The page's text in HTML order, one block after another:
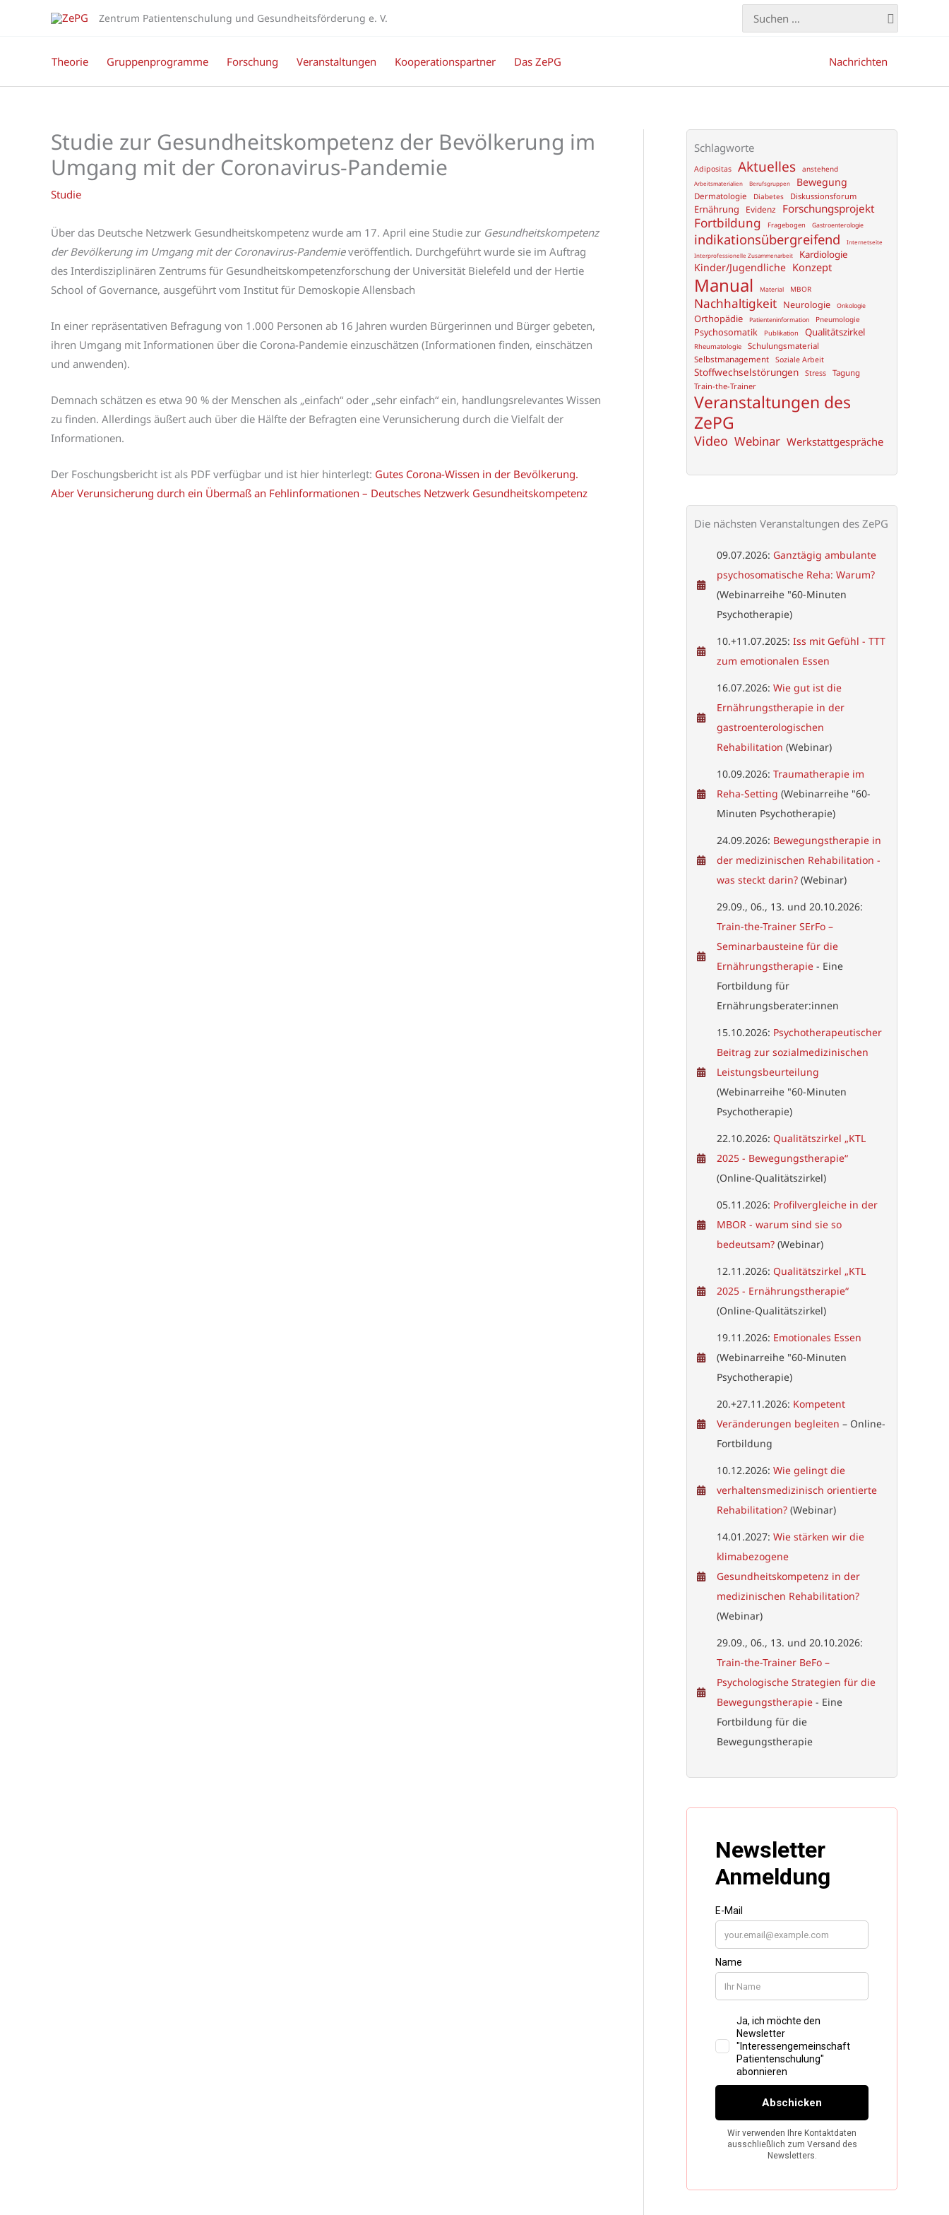
Zentrum Patientenschulung und Gesundheitsförderung e. V.
Search
for:
Theorie Gruppenprogramme Forschung Veranstaltungen Kooperationspartner Das ZePG Nachrichten
Studie zur Gesundheitskompetenz der Bevölkerung im
Umgang mit der Coronavirus-Pandemie
Studie
Über das Deutsche Netzwerk Gesundheitskompetenz wurde am 17. April eine Studie zur Gesundheitskompetenz
der Bevölkerung im Umgang mit der Coronavirus-Pandemieveröffentlich. Durchgeführt wurde sie im Auftrag
des Interdisziplinären Zentrums für Gesundheitskompetenzforschung der Universität Bielefeld und der Hertie
School of Governance, ausgeführt vom Institut für Demoskopie Allensbach
In einer repräsentativen Befragung von 1.000 Personen ab 16 Jahren wurden Bürgerinnen und Bürger gebeten,
ihren Umgang mit Informationen über die Corona-Pandemie einzuschätzen (Informationen finden, einschätzen
und anwenden).
Demnach schätzen es etwa 90 % der Menschen als „einfach“ oder „sehr einfach“ ein, handlungsrelevantes Wissen
zu finden. Allerdings äußert auch über die Hälfte der Befragten eine Verunsicherung durch die Vielfalt der
Informationen.
Der Foschungsbericht ist als PDF verfügbar und ist hier hinterlegt: Gutes Corona-Wissen in der Bevölkerung.
Aber Verunsicherung durch ein Übermaß an Fehlinformationen – Deutsches Netzwerk Gesundheitskompetenz
Schlagworte
Adipositas Aktuelles anstehend
Arbeitsmaterialien Berufsgruppen Bewegung
Dermatologie Diabetes Diskussionsforum
Ernährung Evidenz Forschungsprojekt
Fortbildung Fragebogen Gastroenterologie
indikationsübergreifend
Internetseite
Interprofessionelle Zusammenarbeit
Kardiologie
Kinder/Jugendliche Konzept
Manual Material MBOR
Nachhaltigkeit Neurologie Onkologie
Orthopädie Patienteninformation Pneumologie
Psychosomatik Publikation Qualitätszirkel
Rheumatologie
Schulungsmaterial
Selbstmanagement
Soziale Arbeit
Stoffwechselstörungen Stress
Tagung
Train-the-Trainer
Veranstaltungen des
ZePG
Video Webinar Werkstattgespräche
Die nächsten Veranstaltungen des ZePG
09.07.2026: Ganztägig ambulante
psychosomatische Reha: Warum?
(Webinarreihe "60-Minuten
Psychotherapie)
10.+11.07.2025: Iss mit Gefühl - TTT
zum emotionalen Essen
16.07.2026: Wie gut ist die
Ernährungstherapie in der
gastroenterologischen
Rehabilitation (Webinar)
10.09.2026: Traumatherapie im
Reha-Setting (Webinarreihe "60-
Minuten Psychotherapie)
24.09.2026: Bewegungstherapie in
der medizinischen Rehabilitation -
was steckt darin? (Webinar)
29.09., 06., 13. und 20.10.2026:
Train-the-Trainer SErFo –
Seminarbausteine für die
Ernährungstherapie - Eine
Fortbildung für
Ernährungsberater:innen
15.10.2026: Psychotherapeutischer
Beitrag zur sozialmedizinischen
Leistungsbeurteilung
(Webinarreihe "60-Minuten
Psychotherapie)
22.10.2026: Qualitätszirkel „KTL
2025 - Bewegungstherapie“
(Online-Qualitätszirkel)
05.11.2026: Profilvergleiche in der
MBOR - warum sind sie so
bedeutsam? (Webinar)
12.11.2026: Qualitätszirkel „KTL
2025 - Ernährungstherapie“
(Online-Qualitätszirkel)
19.11.2026: Emotionales Essen
(Webinarreihe "60-Minuten
Psychotherapie)
20.+27.11.2026: Kompetent
Veränderungen begleiten – Online-
Fortbildung
10.12.2026: Wie gelingt die
verhaltensmedizinisch orientierte
Rehabilitation? (Webinar)
14.01.2027: Wie stärken wir die
klimabezogene
Gesundheitskompetenz in der
medizinischen Rehabilitation?
(Webinar)
29.09., 06., 13. und 20.10.2026:
Train-the-Trainer BeFo –
Psychologische Strategien für die
Bewegungstherapie - Eine
Fortbildung für die
Bewegungstherapie